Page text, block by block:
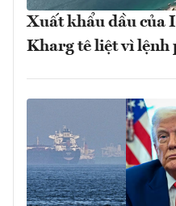
Xuất khẩu dầu của
Kharg tê liệt vì lệnh